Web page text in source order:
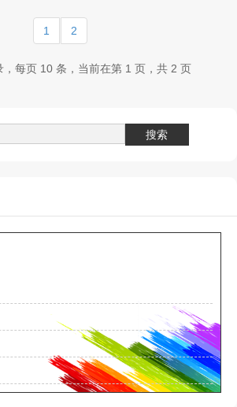
1 2
，每页 10 条，当前在第 1 页，共 2 页